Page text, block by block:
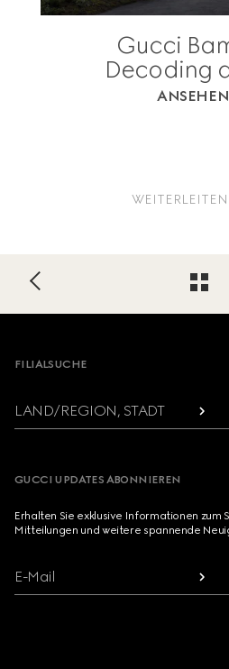
Gucci
Decoding
ANSEHEN
WEITERLEITEN
Footer
FILIALSUCHE
LAND/REGION, STADT
GUCCI UPDATES ABONNIEREN
Erhalten Sie exklusive Informationen zum
Mitteilungen und weitere spannende
E-Mail